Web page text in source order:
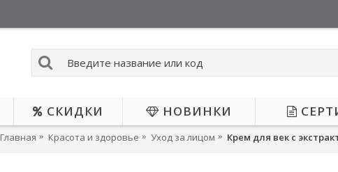
СКИДКИ НОВИНКИ
Главная Красота и здоровье Уход за лицом Крем для век с